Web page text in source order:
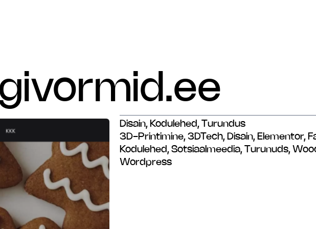
Disain, Kodulehed,
Turundus
3D-Printimine, 3DTech, Disain, Elementor,
Kodulehed, Sotsiaalmeedia, Turunuds,
Wordpress